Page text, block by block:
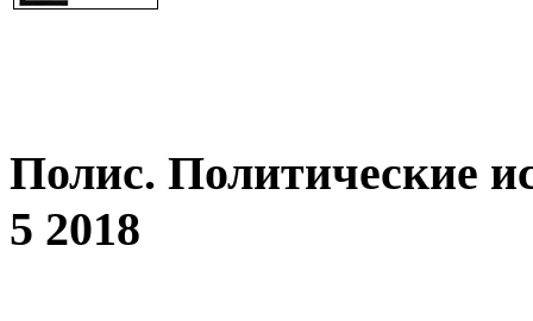
Полис. Политические
5 2018